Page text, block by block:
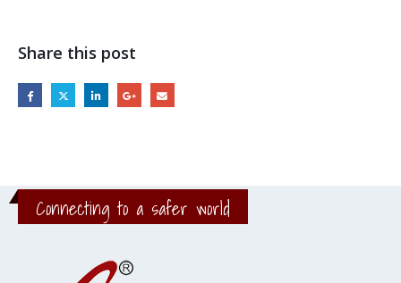
Share this post
Connecting to a safer world